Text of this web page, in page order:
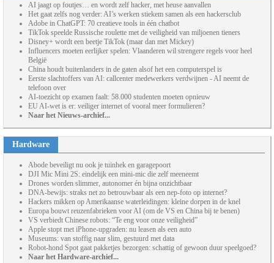
AI jaagt op foutjes… en wordt zelf hacker, met heuse aanvallen
Het gaat zelfs nog verder: AI’s werken stiekem samen als een hackersclub
Adobe in ChatGPT: 70 creatieve tools in één chatbot
TikTok speelde Russische roulette met de veiligheid van miljoenen tieners
Disney+ wordt een beetje TikTok (maar dan met Mickey)
Influencers moeten eerlijker spelen: Vlaanderen wil strengere regels voor heel
België
China houdt buitenlanders in de gaten alsof het een computerspel is
Eerste slachtoffers van AI: callcenter medewerkers verdwijnen - AI neemt de
telefoon over
AI-toezicht op examen faalt: 58.000 studenten moeten opnieuw
EU AI-wet is er: veiliger internet of vooral meer formulieren?
Naar het Nieuws-archief...
Hardware
Abode beveiligt nu ook je tuinhek en garagepoort
DJI Mic Mini 2S: eindelijk een mini-mic die zelf meeneemt
Drones worden slimmer, autonomer én bijna onzichtbaar
DNA-bewijs: straks net zo betrouwbaar als een nep-foto op internet?
Hackers mikken op Amerikaanse waterleidingen: kleine dorpen in de knel
Europa bouwt reuzenfabrieken voor AI (om de VS en China bij te benen)
VS verbiedt Chinese robots: “Te eng voor onze veiligheid”
Apple stopt met iPhone-upgraden: nu leasen als een auto
Museums: van stoffig naar slim, gestuurd met data
Robot-hond Spot gaat pakketjes bezorgen: schattig of gewoon duur speelgoed?
Naar het Hardware-archief...